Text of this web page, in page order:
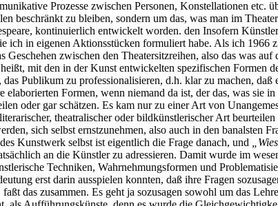
Prozesse zwischen Personen, Konstellationen etc.
beschränkt zu bleiben, sondern um das, was man im
kontinuierlich entwickelt worden. den Insofern
ich in eigenen Aktionsstücken formuliert habe. Als ich
zwischen den Theatersitzreihen, also das was auf
mit den in der Kunst entwickelten spezifischen Formen
Publikum zu professionalisieren, d.h. klar zu machen,
elaborierten Formen, wenn niemand da ist, der das, was
oder gar schätzen. Es kam nur zu einer Art von
theatralischer oder bildkünstlerischer Art
sich selbst ernstzunehmen, also auch in den banalsten
Kunstwerk selbst ist eigentlich die Frage danach, und
an die Künstler zu adressieren. Damit wurde im
Techniken, Wahrnehmungsformen und
erst darin ausspielen konnten, daß ihre Fragen
faßt das zusammen. Es geht ja sozusagen sowohl um das